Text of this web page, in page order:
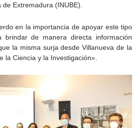
Extremadura (INUBE).
en la importancia de apoyar este tipo
brindar de manera directa información
la misma surja desde Villanueva de la
la Ciencia y la Investigación».